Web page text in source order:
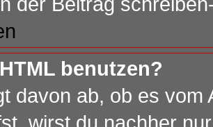
benutzen?
davon ab, ob es